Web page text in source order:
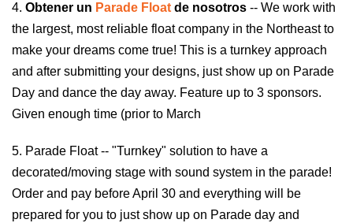
4. Obtener un Parade Float de nosotros -- We work with
the largest, most reliable float company in the Northeast to
make your dreams come true! This is a turnkey approach
and after submitting your designs, just show up on Parade
Day and dance the day away. Feature up to 3 sponsors.
Given enough time (prior to March
5. Parade Float -- "Turnkey" solution to have a
decorated/moving stage with sound system in the parade!
Order and pay before April 30 and everything will be
prepared for you to just show up on Parade day and